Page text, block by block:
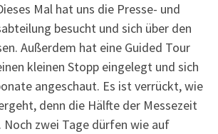
Mal hat uns die Presse- und
besucht und sich über den
Außerdem hat eine Guided Tour
kleinen Stopp eingelegt und sich
angeschaut. Es ist verrückt, wie
denn die Hälfte der Messezeit
zwei Tage dürfen wie auf